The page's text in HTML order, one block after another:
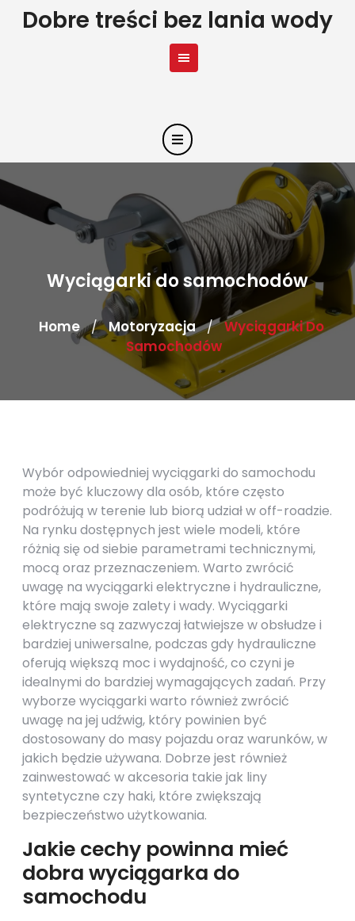
SkipDobre treści bez lania wody
Wyciągarki do samochodów
Home / Motoryzacja / Wyciągarki Do
Samochodów
Wybór odpowiedniej wyciągarki do samochodu
może być kluczowy dla osób, które często
podróżują w terenie lub biorą udział w off-roadzie.
Na rynku dostępnych jest wiele modeli, które
różnią się od siebie parametrami technicznymi,
mocą oraz przeznaczeniem. Warto zwrócić
uwagę na wyciągarki elektryczne i hydrauliczne,
które mają swoje zalety i wady. Wyciągarki
elektryczne są zazwyczaj łatwiejsze w obsłudze i
bardziej uniwersalne, podczas gdy hydrauliczne
oferują większą moc i wydajność, co czyni je
idealnymi do bardziej wymagających zadań. Przy
wyborze wyciągarki warto również zwrócić
uwagę na jej udźwig, który powinien być
dostosowany do masy pojazdu oraz warunków, w
jakich będzie używana. Dobrze jest również
zainwestować w akcesoria takie jak liny
syntetyczne czy haki, które zwiększają
bezpieczeństwo użytkowania.
Jakie cechy powinna mieć
dobra wyciągarka do
samochodu